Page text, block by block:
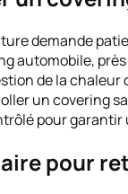
demande
automobile,
de la
un covering
pour
pour